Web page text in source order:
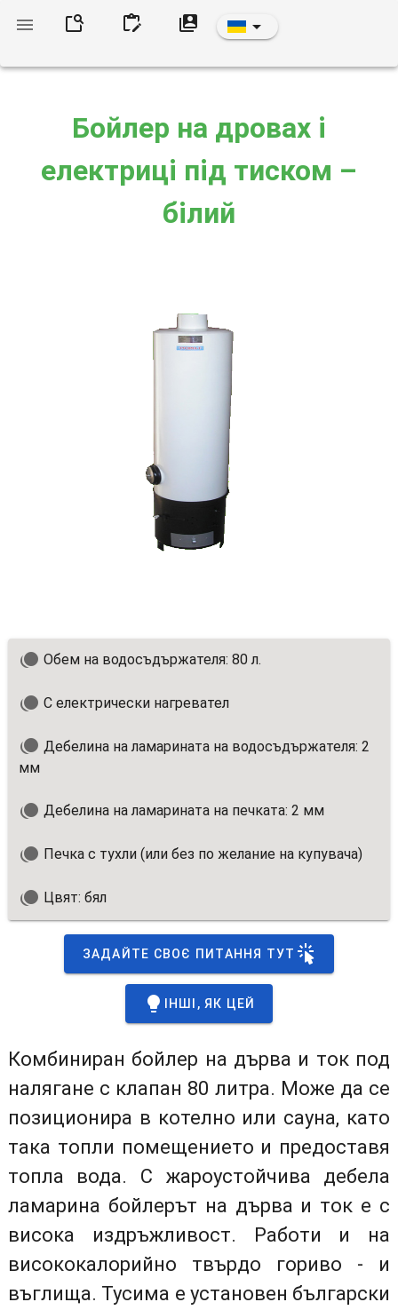
Бойлер на дровах і
електриці під тиском –
білий
Обем на водосъдържателя: 80 л.
С електрически нагревател
Дебелина на ламарината на водосъдържателя: 2
мм
Дебелина на ламарината на печката: 2 мм
Печка с тухли (или без по желание на купувача)
Цвят: бял
ЗАДАЙТЕ СВОЄ ПИТАННЯ ТУТ
ІНШІ, ЯК ЦЕЙ
Комбиниран бойлер на дърва и ток под
налягане с клапан 80 литра. Може да се
позиционира в котелно или сауна, като
така топли помещението и предоставя
топла вода. С жароустойчива дебела
ламарина бойлерът на дърва и ток е с
висока издръжливост. Работи и на
висококалорийно твърдо гориво - и
въглища. Тусима е установен български